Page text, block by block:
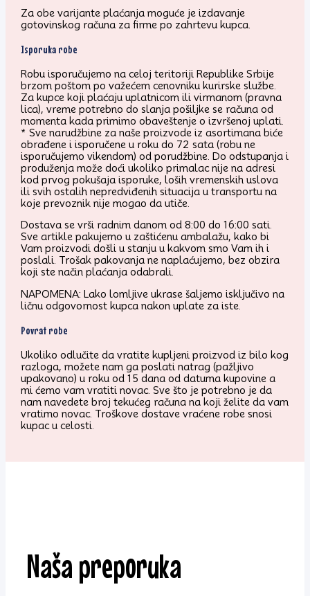
Za obe varijante plaćanja moguće je izdavanje
gotovinskog računa za firme po zahrtevu kupca.
Isporuka robe
Robu isporučujemo na celoj teritoriji Republike Srbije
brzom poštom po važećem cenovniku kurirske službe.
Za kupce koji plaćaju uplatnicom ili virmanom (pravna
lica), vreme potrebno do slanja pošiljke se računa od
momenta kada primimo obaveštenje o izvršenoj uplati.
* Sve narudžbine za naše proizvode iz asortimana biće
obrađene i isporučene u roku do 72 sata (robu ne
isporučujemo vikendom) od porudžbine. Do odstupanja i
produženja može doći ukoliko primalac nije na adresi
kod prvog pokušaja isporuke, loših vremenskih uslova
ili svih ostalih nepredviđenih situacija u transportu na
koje prevoznik nije mogao da utiče.
Dostava se vrši radnim danom od 8:00 do 16:00 sati.
Sve artikle pakujemo u zaštićenu ambalažu, kako bi
Vam proizvodi došli u stanju u kakvom smo Vam ih i
poslali. Trošak pakovanja ne naplaćujemo, bez obzira
koji ste način plaćanja odabrali.
NAPOMENA: Lako lomljive ukrase šaljemo isključivo na
ličnu odgovornost kupca nakon uplate za iste.
Povrat robe
Ukoliko odlučite da vratite kupljeni proizvod iz bilo kog
razloga, možete nam ga poslati natrag (pažljivo
upakovano) u roku od 15 dana od datuma kupovine a
mi ćemo vam vratiti novac. Sve što je potrebno je da
nam navedete broj tekućeg računa na koji želite da vam
vratimo novac. Troškove dostave vraćene robe snosi
kupac u celosti.
Naša preporuka